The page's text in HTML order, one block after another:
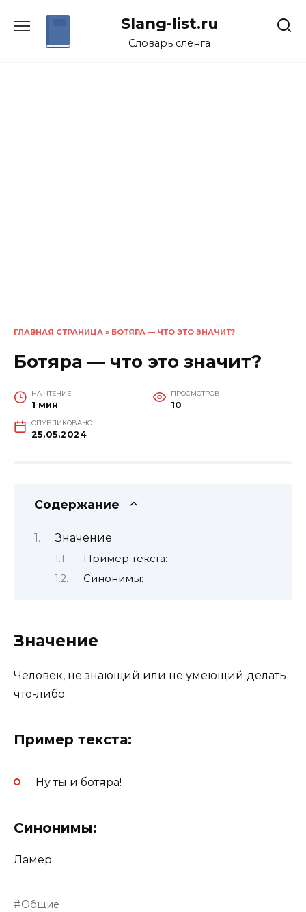
Slang-list.ru
Словарь сленга
ГЛАВНАЯ СТРАНИЦА » БОТЯРА — ЧТО ЭТО ЗНАЧИТ?
Ботяра — что это значит?
НА ЧТЕНИЕ
1 мин
ПРОСМОТРОВ
10
ОПУБЛИКОВАНО
25.05.2024
Содержание
Значение
Пример текста:
Синонимы:
Значение
Человек, не знающий или не умеющий делать
что-либо.
Пример текста:
Ну ты и ботяра!
Синонимы:
Ламер.
Общие